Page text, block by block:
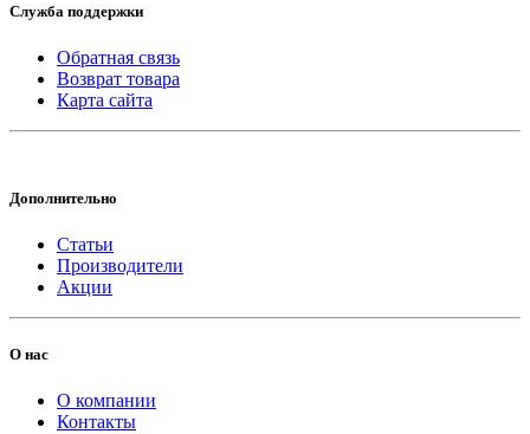
Служба поддержки
Обратная связь
Возврат товара
Карта сайта
Дополнительно
Статьи
Производители
Акции
О нас
О компании
Контакты